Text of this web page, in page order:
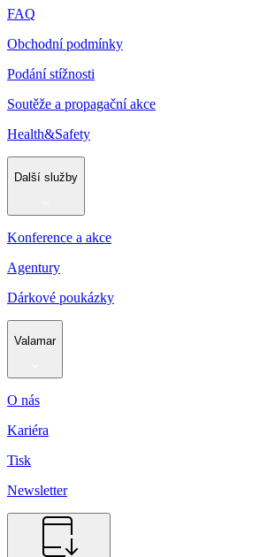
FAQ
Obchodní podmínky
Podání stížnosti
Soutěže a propagační akce
Health&Safety
Další služby
Konference a akce
Agentury
Dárkové poukázky
Valamar
O nás
Kariéra
Tisk
Newsletter